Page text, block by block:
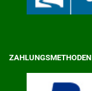
ZAHLUNGSMETHODEN